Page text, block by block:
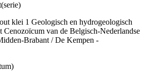
klei 1 Geologisch en hydrogeologisch
Cenozoïcum van de Belgisch-Nederlandse
Brabant / De Kempen -